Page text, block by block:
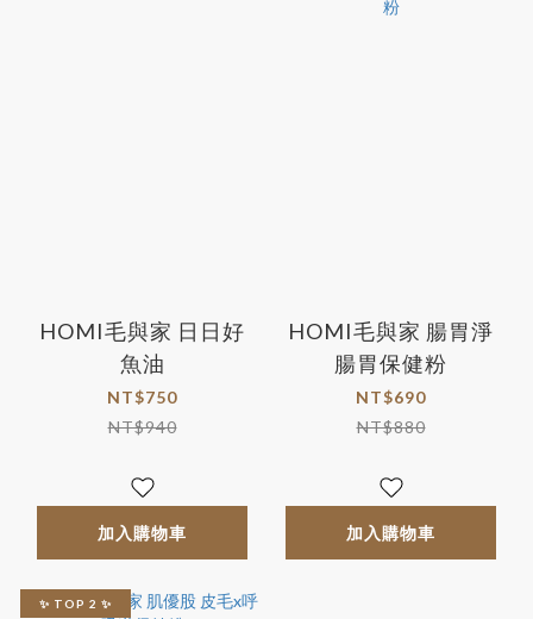
HOMI毛與家 日日好
魚油
NT$750
NT$940
加入購物車
HOMI毛與家 腸胃淨
腸胃保健粉
NT$690
NT$880
加入購物車
✨ TOP 2 ✨